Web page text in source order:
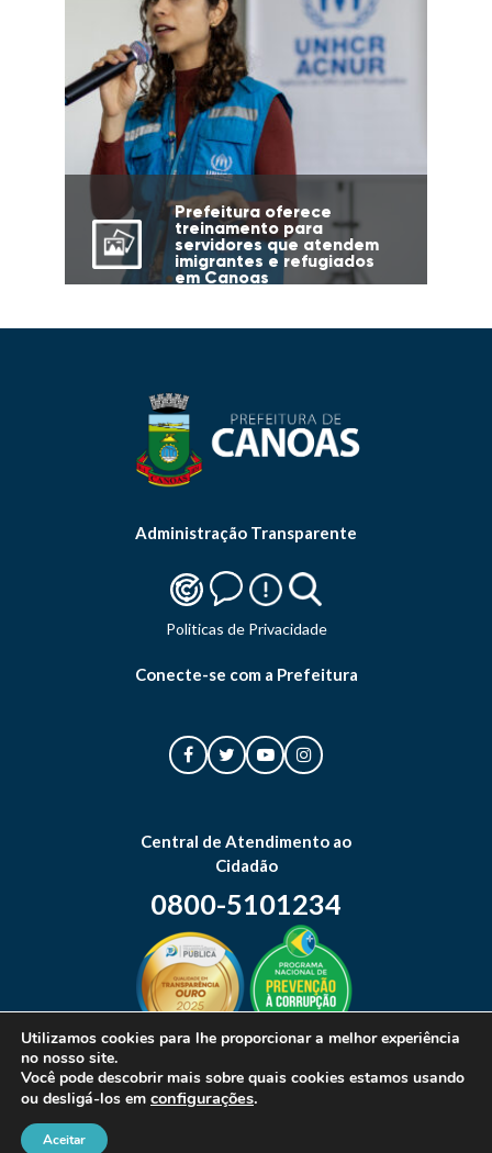
Prefeitura oferece
treinamento para
servidores que atendem
imigrantes e refugiados
em Canoas
Administração Transparente
Politicas de Privacidade
Conecte-se com a Prefeitura
Central de Atendimento ao
Cidadão
0800-5101234
Utilizamos cookies para lhe proporcionar a melhor experiência
no nosso site.
Você pode descobrir mais sobre quais cookies estamos usando
ou desligá-los em configurações.
Aceitar